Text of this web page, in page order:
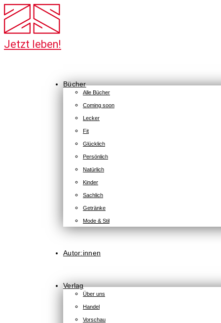
Bücher
Alle Bücher
Coming soon
Lecker
Fit
Glücklich
Persönlich
Natürlich
Kinder
Sachlich
Getränke
Mode & Stil
Autor:innen
Verlag
Über uns
Handel
Vorschau